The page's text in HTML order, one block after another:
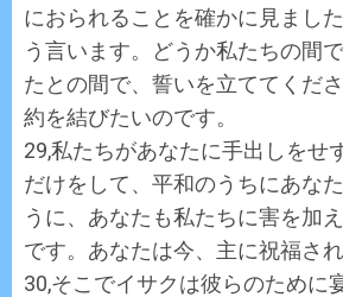
におられることを確かに見まし
う言います。どうか私たちの間
たとの間で、誓いを立ててくだ
約を結びたいのです。
29,私たちがあなたに手出しをせ
だけをして、平和のうちにあな
うに、あなたも私たちに害を加
です。あなたは今、主に祝福され
30,そこでイサクは彼らのために